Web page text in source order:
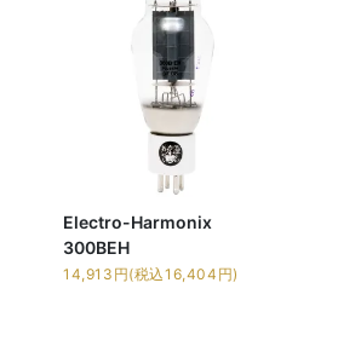
Electro-Harmonix
300BEH
14,913円(税込16,404円)